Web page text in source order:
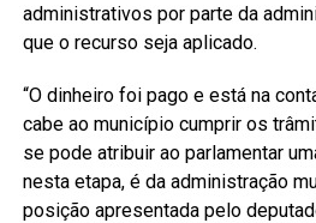
administrativos por parte da
que o recurso seja aplicado.
“O dinheiro foi pago e está na
cabe ao município cumprir os
se pode atribuir ao parlamentar
nesta etapa, é da administração
posição apresentada pelo